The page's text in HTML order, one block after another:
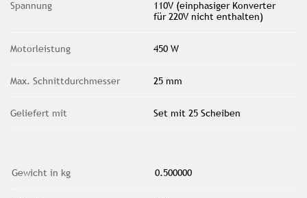
Spannung
110V (einphasiger Konverter
für 220V nicht enthalten)
Motorleistung 450 W
Max. Schnittdurchmesser 25 mm
Geliefert mit Set mit 25 Scheiben
Gewicht in kg 0.500000